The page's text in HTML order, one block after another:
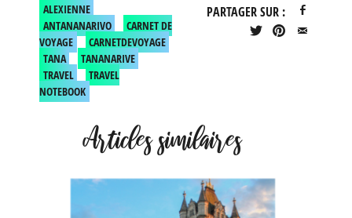
ALEXIENNE
ANTANANARIVO
CARNET DE
VOYAGE
CARNETDEVOYAGE
TANA
TANANARIVE
TRAVEL
TRAVEL
NOTEBOOK
PARTAGER SUR :
Articles similaires